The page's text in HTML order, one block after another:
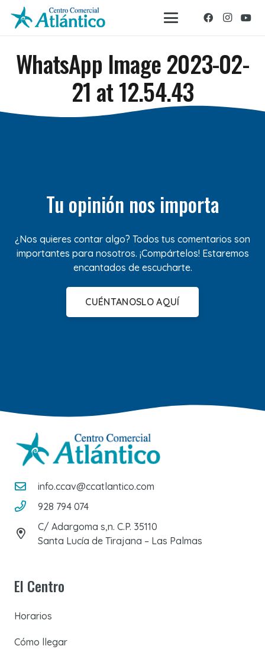
WhatsApp Image 2023-02-
21 at 12.54.43
Tu opinión nos importa
¿Nos quieres contar algo? Todos tus comentarios son
importantes para nosotros. ¡Compártelos! Estaremos
encantados de escucharte.
CUÉNTANOSLO AQUÍ
info.ccav@ccatlantico.com
928 794 074
C/ Adargoma s,n. C.P. 35110
Santa Lucía de Tirajana – Las Palmas
El Centro
Horarios
Cómo llegar